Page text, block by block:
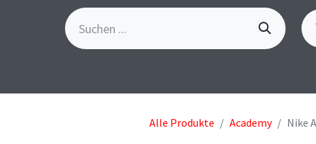
Alle Produkte Academy Nike